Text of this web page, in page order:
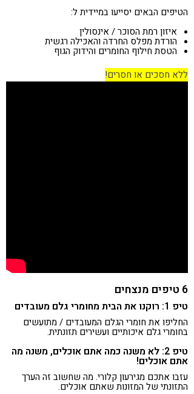
הטיפים הבאים יסייעו במיידית ל:
איזון רמת הסוכר / אינסולין
הורדת מפלס החרדה והאכילה רגשית
הטסת חילוף החומרים והידוק הגוף
ללא חסכים או חסרים!
6 טיפים מנצחים
טיפ 1: רוקנו את הבית מחומרי גלם מעובדים
החליפו את חומרי הגלם המעובדים / מתועשים
בחומרי גלם איכותיים ועשירים תזונתית.
טיפ 2: לא משנה כמה אתם אוכלים, משנה מה
אתם אוכלים!
עזבו אתכם מגירעון קלורי. מה שחשוב זה הערך
התזונתי של המזונות שאתם אוכלים.